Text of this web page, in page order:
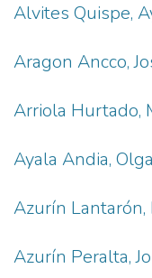
Alvites Quispe,
Aragon Ancco,
Arriola Hurtado,
Ayala Andia, Olga
Azurín
Azurín Peralta,